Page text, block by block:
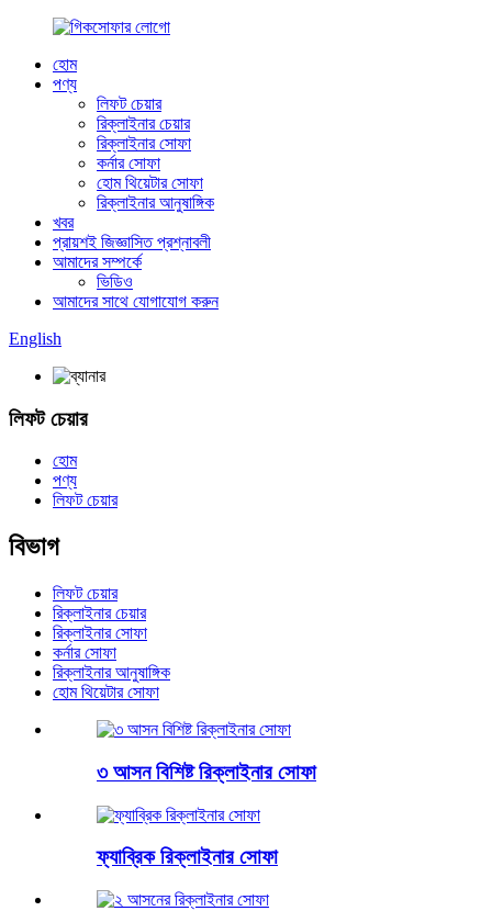
হোম
পণ্য
লিফট চেয়ার
রিক্লাইনার চেয়ার
রিক্লাইনার সোফা
কর্নার সোফা
হোম থিয়েটার সোফা
রিক্লাইনার আনুষাঙ্গিক
খবর
প্রায়শই জিজ্ঞাসিত প্রশ্নাবলী
আমাদের সম্পর্কে
ভিডিও
আমাদের সাথে যোগাযোগ করুন
English
লিফট চেয়ার
হোম
পণ্য
লিফট চেয়ার
বিভাগ
লিফট চেয়ার
রিক্লাইনার চেয়ার
রিক্লাইনার সোফা
কর্নার সোফা
রিক্লাইনার আনুষাঙ্গিক
হোম থিয়েটার সোফা
৩ আসন বিশিষ্ট রিক্লাইনার সোফা
ফ্যাব্রিক রিক্লাইনার সোফা